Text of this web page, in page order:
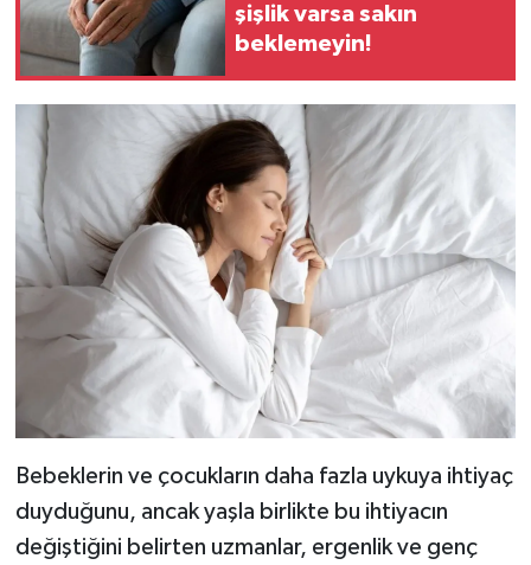
şişlik varsa sakın
beklemeyin!
Bebeklerin ve çocukların daha fazla uykuya ihtiyaç
duyduğunu, ancak yaşla birlikte bu ihtiyacın
değiştiğini belirten uzmanlar, ergenlik ve genç